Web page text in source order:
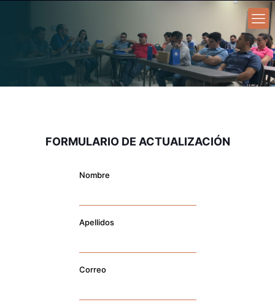
FORMULARIO DE ACTUALIZACIÓN
Nombre
Apellidos
Correo